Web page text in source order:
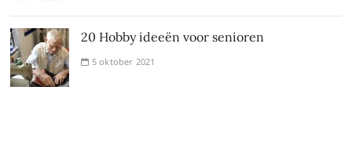
20 Hobby ideeën voor senioren
5 oktober 2021